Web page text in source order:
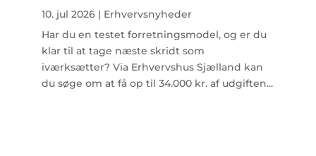
10. jul 2026 | Erhvervsnyheder
Har du en testet forretningsmodel, og er du
klar til at tage næste skridt som
iværksætter? Via Erhvervshus Sjælland kan
du søge om at få op til 34.000 kr. af udgiften...